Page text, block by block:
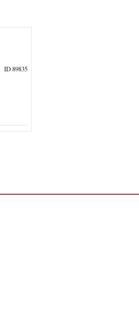
ID 89835